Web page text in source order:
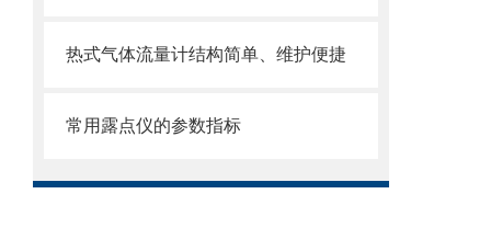
热式气体流量计结构简单、维护便捷
常用露点仪的参数指标